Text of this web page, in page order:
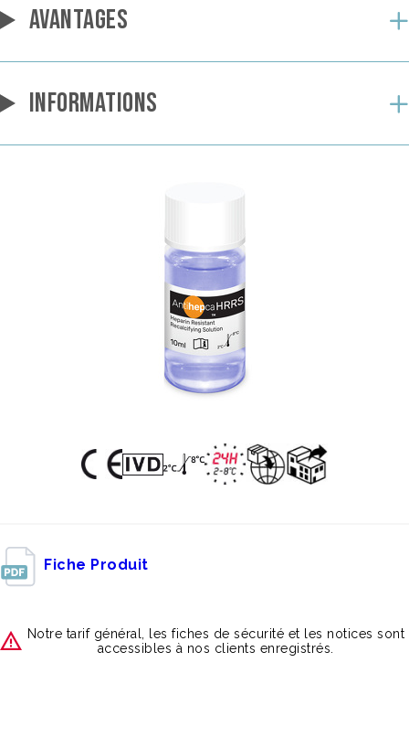
AVANTAGES
INFORMATIONS
Fiche Produit
Notre tarif général, les fiches de sécurité et les notices sont
accessibles à nos clients enregistrés.